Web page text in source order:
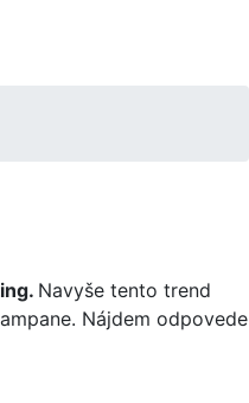
Navyše tento trend
Nájdem odpovede